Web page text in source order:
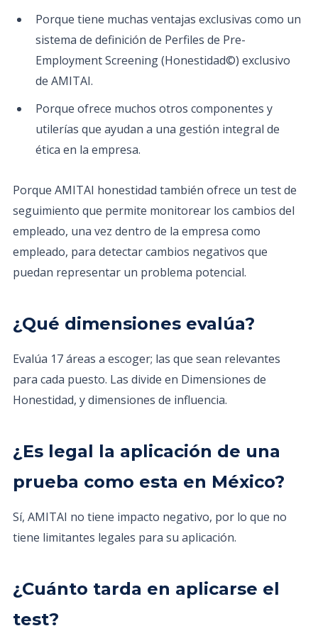
Porque tiene muchas ventajas exclusivas como un
sistema de definición de Perfiles de Pre-
Employment Screening (Honestidad©) exclusivo
de AMITAI.
Porque ofrece muchos otros componentes y
utilerías que ayudan a una gestión integral de
ética en la empresa.
Porque AMITAI honestidad también ofrece un test de
seguimiento que permite monitorear los cambios del
empleado, una vez dentro de la empresa como
empleado, para detectar cambios negativos que
puedan representar un problema potencial.
¿Qué dimensiones evalúa?
Evalúa 17 áreas a escoger; las que sean relevantes
para cada puesto. Las divide en Dimensiones de
Honestidad, y dimensiones de influencia.
¿Es legal la aplicación de una
prueba como esta en México?
Sí, AMITAI no tiene impacto negativo, por lo que no
tiene limitantes legales para su aplicación.
¿Cuánto tarda en aplicarse el
test?